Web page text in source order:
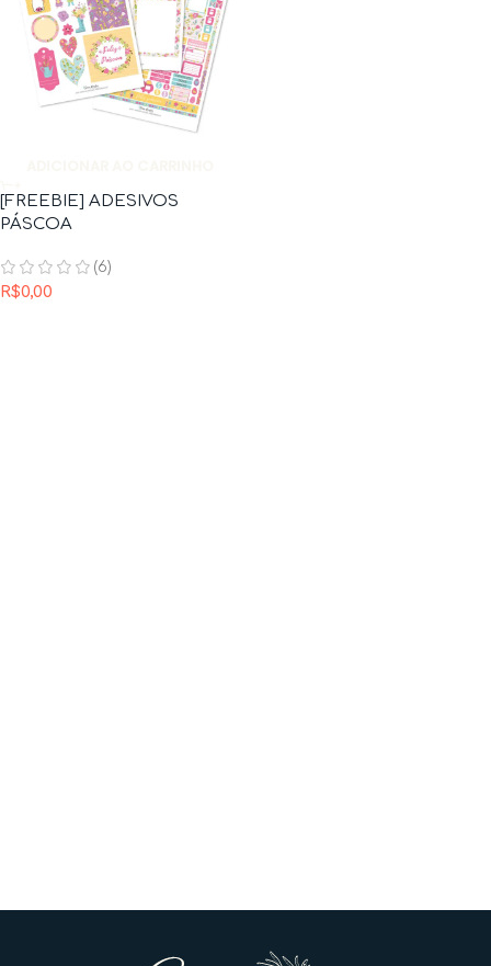
[FREEBIE] ADESIVOS
PÁSCOA
(6)
R$0,00